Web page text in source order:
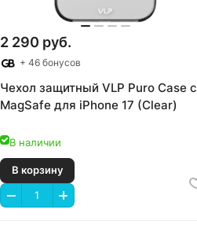
2 290 руб.
+ 46 бонусов
Чехол защитный VLP Puro Case с
MagSafe для iPhone 17 (Clear)
В наличии